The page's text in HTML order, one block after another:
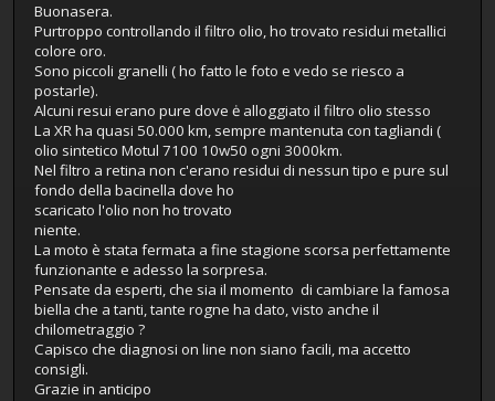
Buonasera.
Purtroppo controllando il filtro olio, ho trovato residui metallici
colore oro.
Sono piccoli granelli ( ho fatto le foto e vedo se riesco a
postarle).
Alcuni resui erano pure dove ė alloggiato il filtro olio stesso
La XR ha quasi 50.000 km, sempre mantenuta con tagliandi (
olio sintetico Motul 7100 10w50 ogni 3000km.
Nel filtro a retina non c'erano residui di nessun tipo e pure sul
fondo della bacinella dove ho
scaricato l'olio non ho trovato
niente.
La moto è stata fermata a fine stagione scorsa perfettamente
funzionante e adesso la sorpresa.
Pensate da esperti, che sia il momento di cambiare la famosa
biella che a tanti, tante rogne ha dato, visto anche il
chilometraggio ?
Capisco che diagnosi on line non siano facili, ma accetto
consigli.
Grazie in anticipo